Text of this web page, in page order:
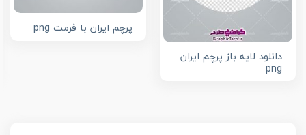
دانلود لایه باز پرچم ایران
png
پرچم ایران با فرمت png